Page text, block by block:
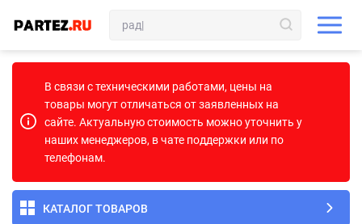
В связи с техническими работами, цены на
товары могут отличаться от заявленных на
сайте. Актуальную стоимость можно уточнить у
наших менеджеров, в чате поддержки или по
телефонам.
КАТАЛОГ ТОВАРОВ